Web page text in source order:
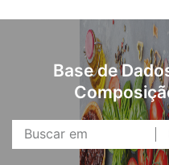
Notícias
Base de